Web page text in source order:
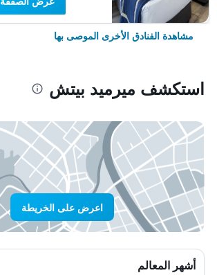
مشاهدة الفنادق الأخرى الموصى بها
استكشف ميرميد بيتش
اعرض على الخريطة
أشهر المعالم